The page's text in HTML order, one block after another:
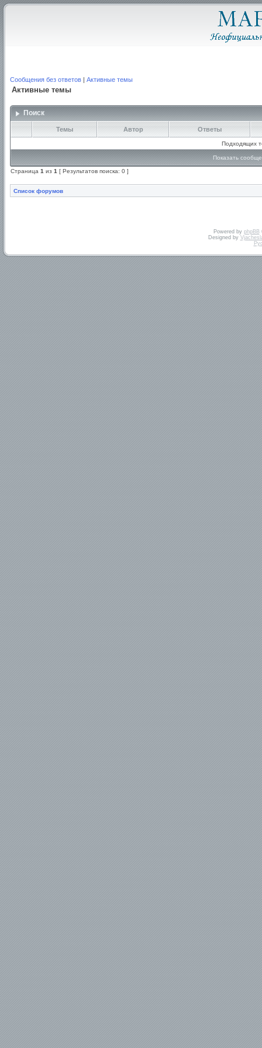
Сообщения без ответов | Активные темы
Активные темы
Поиск
Темы Автор Ответы
Подходящих
Показать
Страница 1 из 1 [ Результатов поиска: 0 ]
Список форумов
Powered by phpBB
Designed by